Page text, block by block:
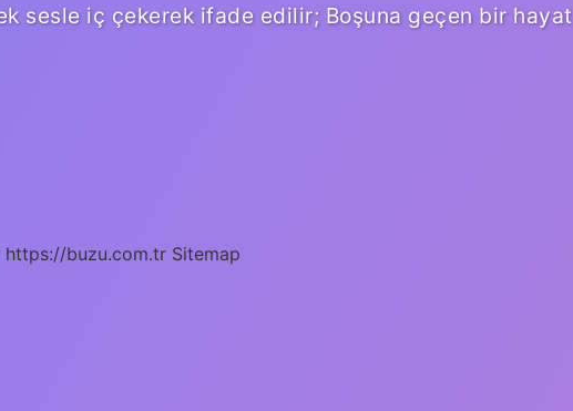
sesle iç çekerek ifade edilir; Boşuna geçen bir hayat
https://buzu.com.tr Sitemap